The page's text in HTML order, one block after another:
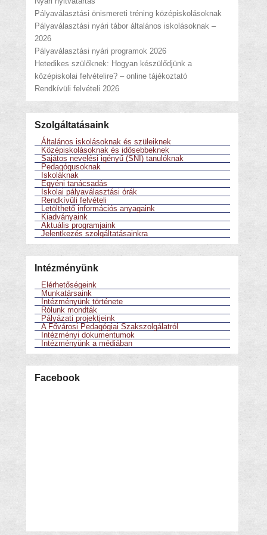
Pályaválasztási önismereti tréning középiskolásoknak
Pályaválasztási nyári tábor általános iskolásoknak –
2026
Pályaválasztási nyári programok 2026
Hetedikes szülőknek: Hogyan készülődjünk a
középiskolai felvételire? – online tájékoztató
Rendkívüli felvételi 2026
Szolgáltatásaink
Általános iskolásoknak és szüleiknek
Középiskolásoknak és idősebbeknek
Sajátos nevelési igényű (SNI) tanulóknak
Pedagógusoknak
Iskoláknak
Egyéni tanácsadás
Iskolai pályaválasztási órák
Rendkívüli felvételi
Letölthető információs anyagaink
Kiadványaink
Aktuális programjaink
Jelentkezés szolgáltatásainkra
Intézményünk
Elérhetőségeink
Munkatársaink
Intézményünk története
Rólunk mondták
Pályázati projektjeink
A Fővárosi Pedagógiai Szakszolgálatról
Intézményi dokumentumok
Intézményünk a médiában
Facebook